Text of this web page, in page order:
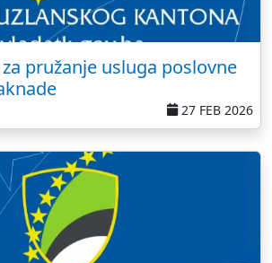
za pružanje usluga poslovne
27 FEB 2026